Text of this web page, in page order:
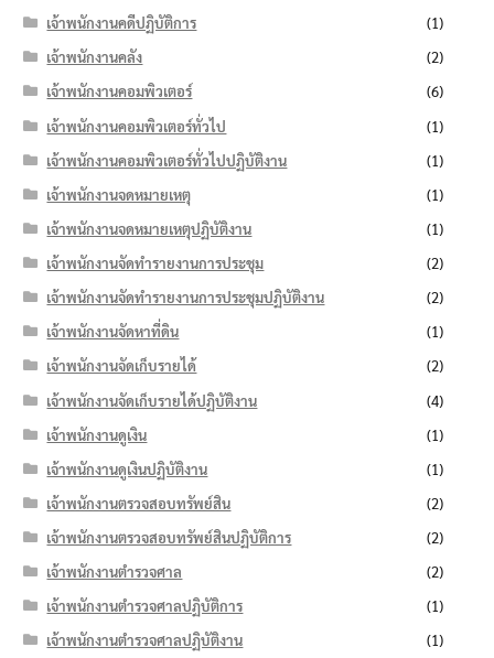
เจ้าพนักงานคดีปฏิบัติการ
(1)
เจ้าพนักงานคลัง
(2)
เจ้าพนักงานคอมพิวเตอร์
(6)
เจ้าพนักงานคอมพิวเตอร์ทั่วไป
(1)
เจ้าพนักงานคอมพิวเตอร์ทั่วไปปฏิบัติงาน
(1)
เจ้าพนักงานจดหมายเหตุ
(1)
เจ้าพนักงานจดหมายเหตุปฏิบัติงาน
(1)
เจ้าพนักงานจัดทำรายงานการประชุม
(2)
เจ้าพนักงานจัดทำรายงานการประชุมปฏิบัติงาน
(2)
เจ้าพนักงานจัดหาที่ดิน
(1)
เจ้าพนักงานจัดเก็บรายได้
(2)
เจ้าพนักงานจัดเก็บรายได้ปฏิบัติงาน
(4)
เจ้าพนักงานดูเงิน
(1)
เจ้าพนักงานดูเงินปฏิบัติงาน
(1)
เจ้าพนักงานตรวจสอบทรัพย์สิน
(2)
เจ้าพนักงานตรวจสอบทรัพย์สินปฏิบัติการ
(2)
เจ้าพนักงานตำรวจศาล
(2)
เจ้าพนักงานตำรวจศาลปฏิบัติการ
(1)
เจ้าพนักงานตำรวจศาลปฏิบัติงาน
(1)